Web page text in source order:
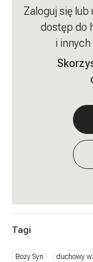
Zaloguj się lub
dostęp do
i
Tagi
Boży Syn duchowy